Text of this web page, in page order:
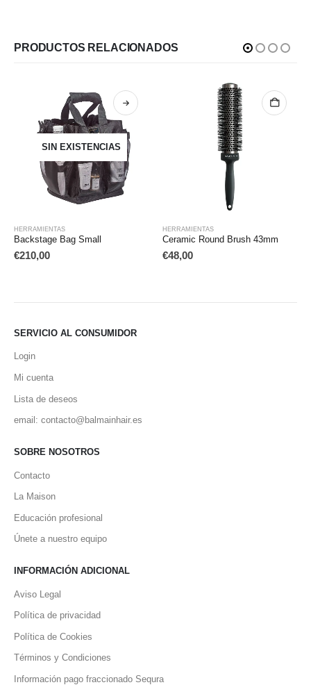
PRODUCTOS RELACIONADOS
Ceramic Round Brush 43mm Golden | Spa Brush
SERVICIO AL CONSUMIDOR
Login
Mi cuenta
Lista de deseos
email: contacto@balmainhair.es
SOBRE NOSOTROS
Contacto
La Maison
Educación profesional
Únete a nuestro equipo
INFORMACIÓN ADICIONAL
Aviso Legal
Política de privacidad
Política de Cookies
Términos y Condiciones
Información pago fraccionado Sequra